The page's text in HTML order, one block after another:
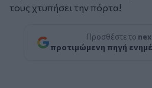
τους χτυπήσει την πόρτα!
Προσθέστε το
προτιμώμενη πηγή